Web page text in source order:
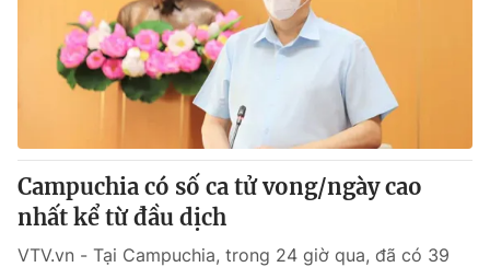
Campuchia có số ca tử vong/ngày cao
nhất kể từ đầu dịch
VTV.vn - Tại Campuchia, trong 24 giờ qua, đã có 39